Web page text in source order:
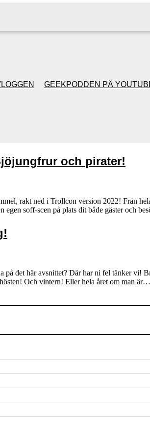
GEEKPODDEN PÅ
& FILIPH
JULSPECIALER 2013
och pirater!
rakt ned i Trollcon version 2022! Från
egen soff-scen på plats dit både gäster och
det här avsnittet? Där har ni fel tänker vi!
Och vintern! Eller hela året om man är…